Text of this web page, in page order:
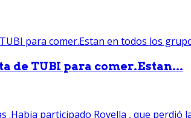
de TUBI para comer.Estan...